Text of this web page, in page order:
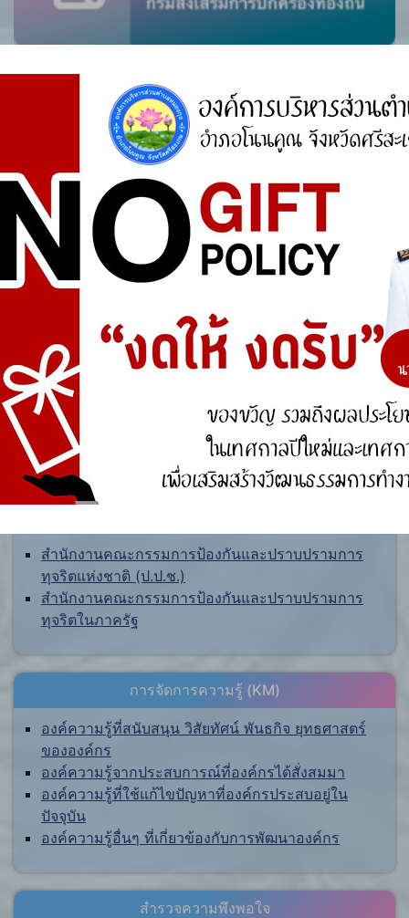
สำนักงานคณะกรรมการป้องกันและปราบปรามการ
ทุจริตแห่งชาติ (ป.ป.ช.)
สำนักงานคณะกรรมการป้องกันและปราบปรามการ
ทุจริตในภาครัฐ
การจัดการความรู้ (KM)
องค์ความรู้ที่สนับสนุน วิสัยทัศน์ พันธกิจ ยุทธศาสตร์
ขององค์กร
องค์ความรู้จากประสบการณ์ที่องค์กรได้สั่งสมมา
องค์ความรู้ที่ใช้แก้ไขปัญหาที่องค์กรประสบอยู่ใน
ปัจจุบัน
องค์ความรู้อื่นๆ ที่เกี่ยวข้องกับการพัฒนาองค์กร
สำรวจความพึงพอใจ